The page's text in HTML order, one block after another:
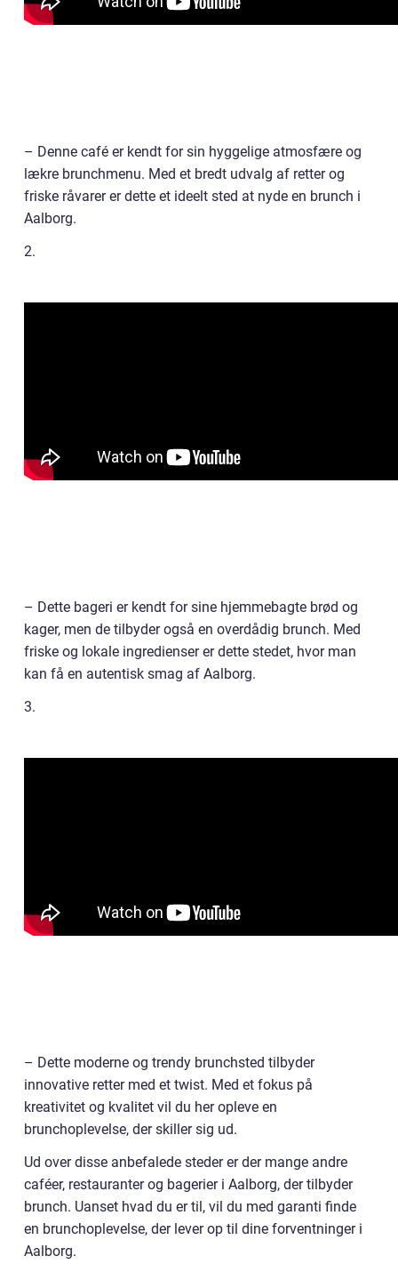
– Denne café er kendt for sin hyggelige atmosfære og
lækre brunchmenu. Med et bredt udvalg af retter og
friske råvarer er dette et ideelt sted at nyde en brunch i
Aalborg.
2.
– Dette bageri er kendt for sine hjemmebagte brød og
kager, men de tilbyder også en overdådig brunch. Med
friske og lokale ingredienser er dette stedet, hvor man
kan få en autentisk smag af Aalborg.
3.
– Dette moderne og trendy brunchsted tilbyder
innovative retter med et twist. Med et fokus på
kreativitet og kvalitet vil du her opleve en
brunchoplevelse, der skiller sig ud.
Ud over disse anbefalede steder er der mange andre
caféer, restauranter og bagerier i Aalborg, der tilbyder
brunch. Uanset hvad du er til, vil du med garanti finde
en brunchoplevelse, der lever op til dine forventninger i
Aalborg.